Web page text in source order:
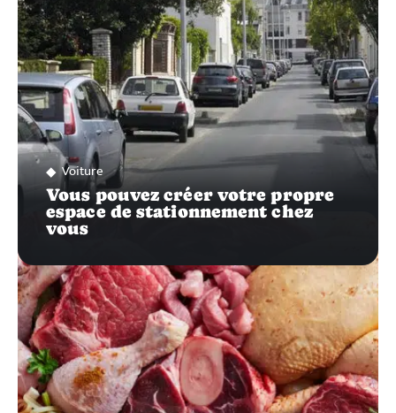
Voiture
Vous pouvez créer votre propre
espace de stationnement chez
vous